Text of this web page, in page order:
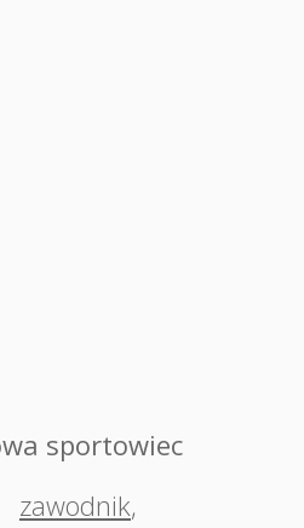
sportowiec
zawodnik,